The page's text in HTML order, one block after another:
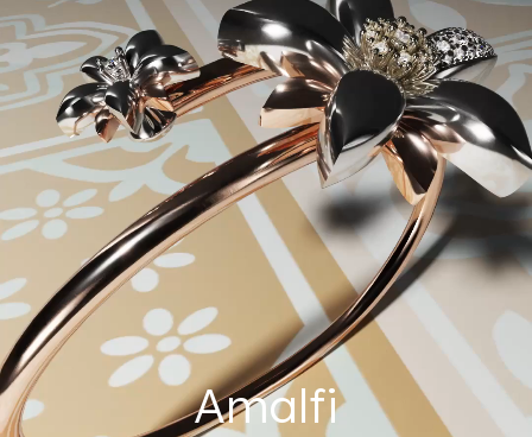
Amalfi